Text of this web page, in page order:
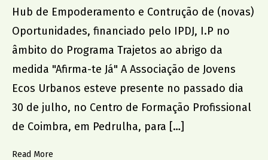
Hub de Empoderamento e Contrução de (novas)
Oportunidades, financiado pelo IPDJ, I.P no
âmbito do Programa Trajetos ao abrigo da
medida "Afirma-te Já" A Associação de Jovens
Ecos Urbanos esteve presente no passado dia
30 de julho, no Centro de Formação Profissional
de Coimbra, em Pedrulha, para […]
Read More